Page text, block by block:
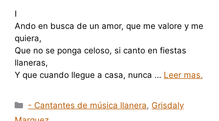
I
Ando en busca de un amor, que me valore y me
quiera,
Que no se ponga celoso, si canto en fiestas
llaneras,
Y que cuando llegue a casa, nunca … Leer mas.
Categorías
- Cantantes de música llanera, Grisdaly